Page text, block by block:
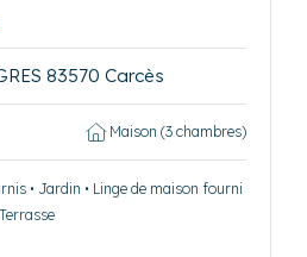
83570 Carcès
Maison (3 chambres)
• Jardin • Linge de maison fourni